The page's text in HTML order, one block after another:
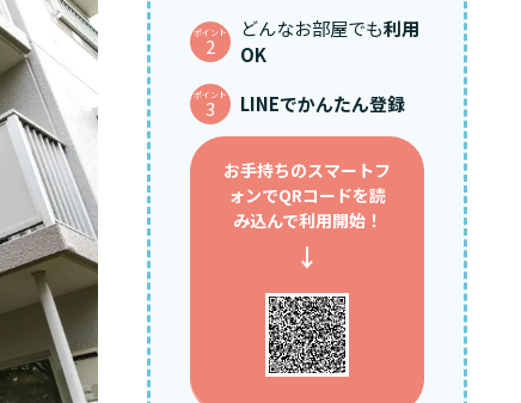
ポイント
2
どんなお部屋でも利用
OK
ポイント
3 LINEでかんたん登録
お手持ちのスマートフ
ォンでQRコードを読
み込んで利用開始！
↓